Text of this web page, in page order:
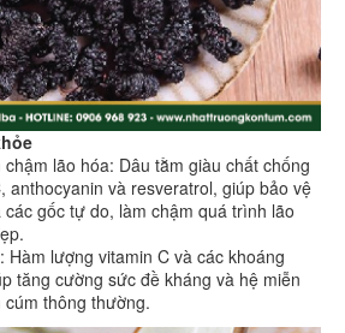
lão hóa: Dâu tằm giàu chất chống
anthocyanin và resveratrol, giúp bảo vệ
gốc tự do, làm chậm quá trình lão
Hàm lượng vitamin C và các khoáng
tăng cường sức đề kháng và hệ miễn
thông thường.